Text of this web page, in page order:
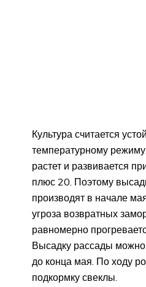
Культура считается
температурному
растет и развивается
плюс 20. Поэтому
производят в начале
угроза возвратных
равномерно
Высадку рассады
до конца мая. По ходу
подкормку свеклы.